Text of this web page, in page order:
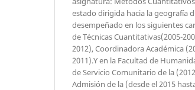
estado dirigida hacia la geografía
desempeñado en los siguientes
de Técnicas Cuantitativas(2005-
2012), Coordinadora Académica
2011).Y en la Facultad de
de Servicio Comunitario de la
Admisión de la (desde el 2015